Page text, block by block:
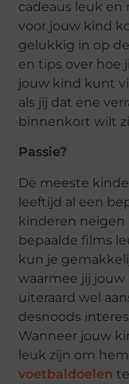
cadeaus leuk en
voor jouw kind
gelukkig in op
en tips over hoe
jouw kind kunt
als jij dat ene
binnenkort wilt
Passie?
De meeste
leeftijd al een
kinderen neigen
bepaalde films
kun je
waarmee jij
uiteraard wel
desnoods
Wanneer jouw
leuk zijn om
voetbaldoelen